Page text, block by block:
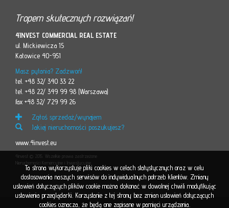
Tropem skutecznych rozwiązań!
4INVEST COMMERCIAL REAL ESTATE
ul. Mickiewicza 15
Katowice 40-951
Masz pytania? Zadzwoń!
tel. +48 32/ 340 33 22
tel. +48 22/ 349 99 98 (Warszawa)
fax +48 32/ 729 99 26
Zgłoś sprzedaż/wynajem
Jakiej nieruchomości poszukujesz?
www.4invest.eu
4invest © 2015. Wszelkie prawa zastrzeżone
Nieruchomości Komercyjne i Inwestycyjne
Ta strona wykorzystuje pliki cookies w celach statystycznych oraz w celu
dostosowania naszych serwisów do indywidualnych potrzeb klientów. Zmiany
ustawień dotyczących plików cookie można dokonać w dowolnej chwili modyfikując
ustawienia przeglądarki. Korzystanie z tej strony bez zmian ustawień dotyczących
cookies oznacza, że będą one zapisane w pamięci urządzenia.